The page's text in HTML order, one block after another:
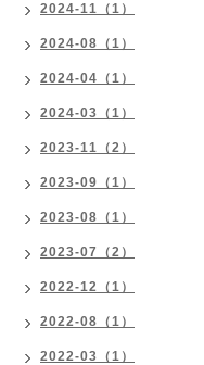
2024-11（1）
2024-08（1）
2024-04（1）
2024-03（1）
2023-11（2）
2023-09（1）
2023-08（1）
2023-07（2）
2022-12（1）
2022-08（1）
2022-03（1）